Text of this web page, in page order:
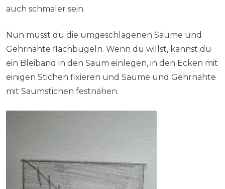
auch schmaler sein.
Nun musst du die umgeschlagenen Säume und
Gehrnähte flachbügeln. Wenn du willst, kannst du
ein Bleiband in den Saum einlegen, in den Ecken mit
einigen Stichen fixieren und Säume und Gehrnähte
mit Saumstichen festnähen.